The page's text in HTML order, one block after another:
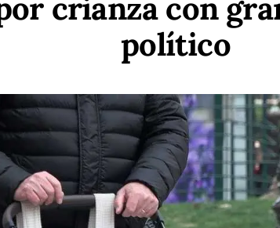
crianza con
político